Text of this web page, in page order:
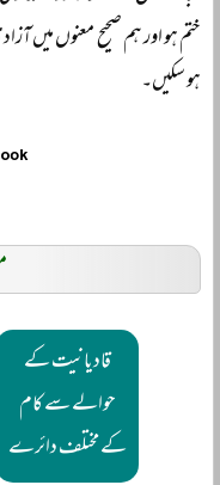
ختم ہو اور ہم صحیح معنوں میں
ہو سکیں۔
قادیانیت کے
حوالے سے کام
کے مختلف دائرے